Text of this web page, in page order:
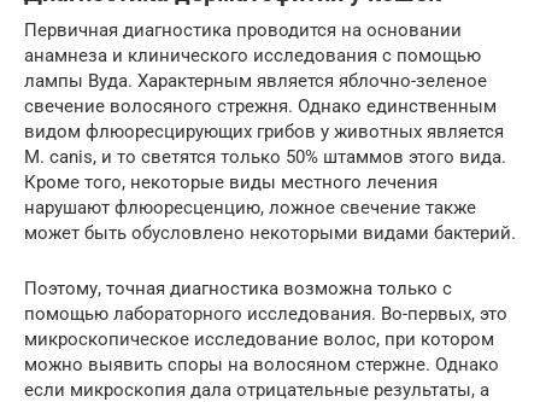
Первичная диагностика проводится на основании
анамнеза и клинического исследования с помощью
лампы Вуда. Характерным является яблочно-зеленое
свечение волосяного стрежня. Однако единственным
видом флюоресцирующих грибов у животных является
M. canis, и то светятся только 50% штаммов этого вида.
Кроме того, некоторые виды местного лечения
нарушают флюоресценцию, ложное свечение также
может быть обусловлено некоторыми видами бактерий.
Поэтому, точная диагностика возможна только с
помощью лабораторного исследования. Во-первых, это
микроскопическое исследование волос, при котором
можно выявить споры на волосяном стержне. Однако
если микроскопия дала отрицательные результаты, а